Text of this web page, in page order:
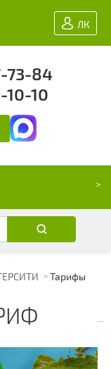
ЛК
73-84
10-10
Тарифы